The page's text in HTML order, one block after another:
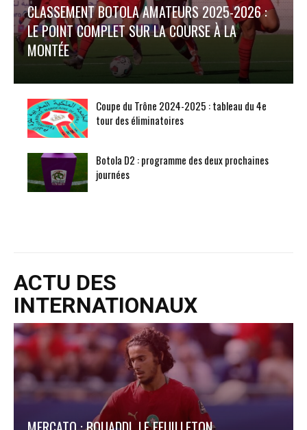
CLASSEMENT BOTOLA AMATEURS 2025-2026 :
LE POINT COMPLET SUR LA COURSE À LA
MONTÉE
Coupe du Trône 2024-2025 : tableau du 4e
tour des éliminatoires
Botola D2 : programme des deux prochaines
journées
ACTU DES
INTERNATIONAUX